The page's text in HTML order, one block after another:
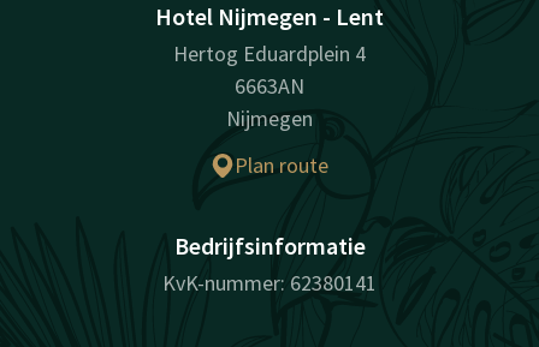
Hotel Nijmegen - Lent
Hertog Eduardplein 4
6663AN
Nijmegen
Plan route
Bedrijfsinformatie
KvK-nummer: 62380141